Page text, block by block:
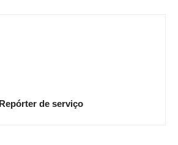
Repórter de serviço